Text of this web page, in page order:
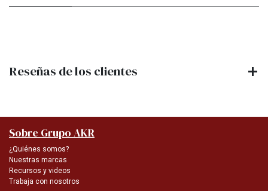
Reseñas de los clientes
Sobre Grupo AKR
¿Quiénes somos?
Nuestras marcas
Recursos y videos
Trabaja con nosotros